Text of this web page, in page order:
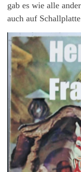
gab es wie alle
auch auf